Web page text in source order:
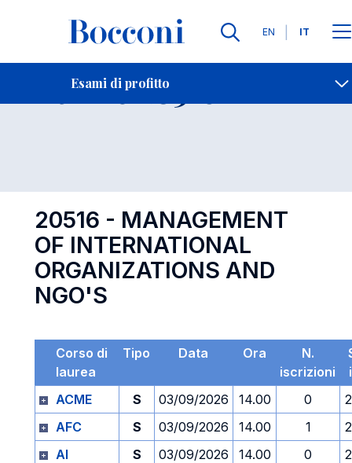
Lingue
EN IT
Esami di profitto
Contatti
Esame 20516 Open
20516 - MANAGEMENT
OF INTERNATIONAL
ORGANIZATIONS AND
NGO'S
Corso di
laurea
Tipo Data Ora
N.
iscrizioni
ACME
S 03/09/2026 14.00 0
AFC
S 03/09/2026 14.00 1
AI
S 03/09/2026 14.00 0